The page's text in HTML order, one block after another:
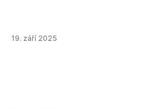
19. září 2025